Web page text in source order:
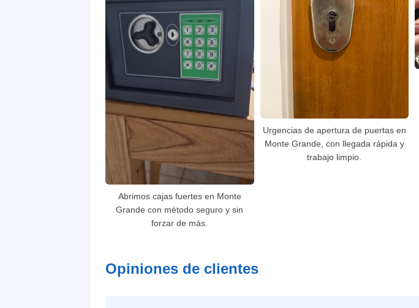
Abrimos cajas fuertes en Monte
Grande con método seguro y sin
forzar de más.
Urgencias de apertura de puertas en
Monte Grande, con llegada rápida y
trabajo limpio.
Opiniones de clientes